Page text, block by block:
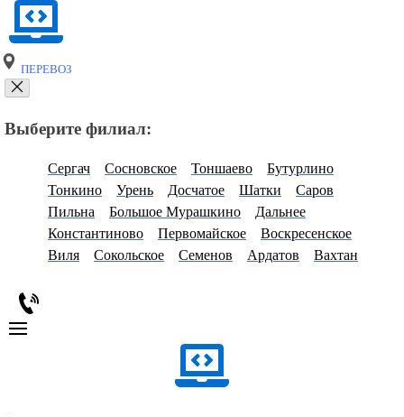
ПЕРЕВОЗ
Выберите филиал:
Сергач Сосновское Тоншаево
Бутурлино
Тонкино
Урень Досчатое Шатки
Саров
Пильна
Большое Мурашкино
Дальнее
Константиново
Первомайское
Воскресенское
Виля
Сокольское Семенов Ардатов Вахтан